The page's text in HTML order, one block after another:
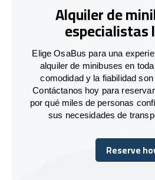
Alquiler de
especialistas
Elige OsaBus para una
alquiler de minibuses en
comodidad y la fiabilidad
Contáctanos hoy para
por qué miles de personas
sus necesidades de
Reserve
Reserve